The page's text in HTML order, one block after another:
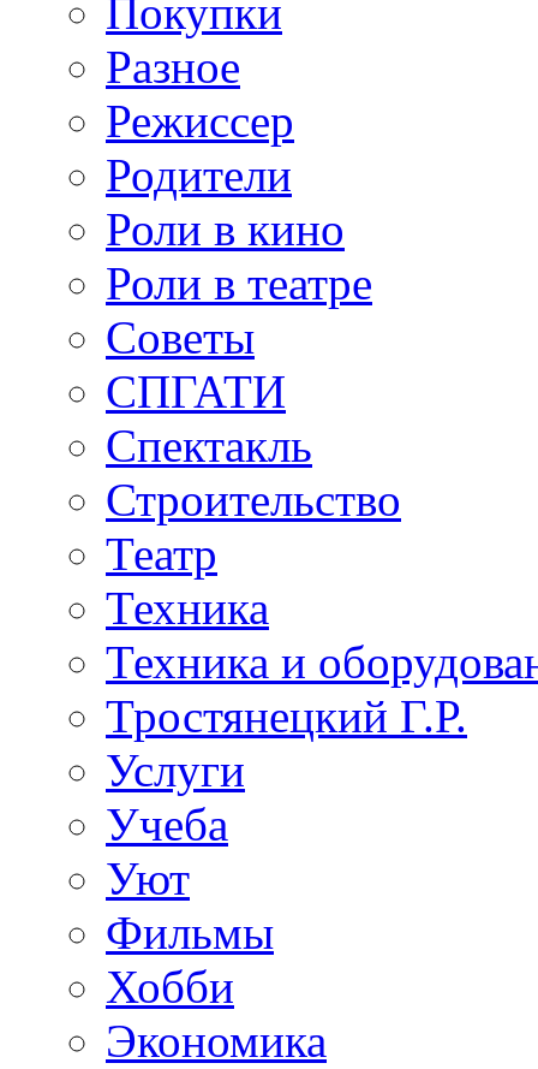
Покупки
Разное
Режиссер
Родители
Роли в кино
Роли в театре
Советы
СПГАТИ
Спектакль
Строительство
Театр
Техника
Техника и
Тростянецкий Г.Р.
Услуги
Учеба
Уют
Фильмы
Хобби
Экономика